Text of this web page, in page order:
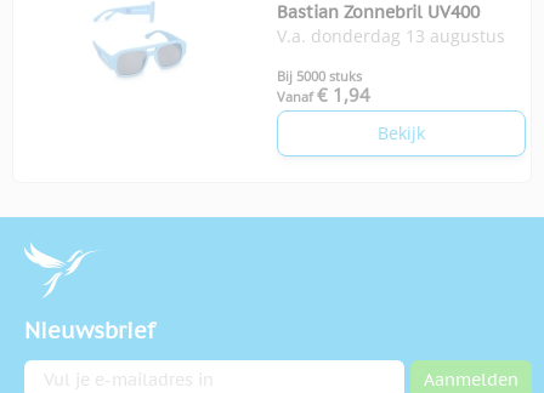
Bastian Zonnebril UV400
V.a. donderdag 13 augustus
Bij 5000 stuks
Vanaf € 1,94
Bekijk
Nieuwsbrief
E-mailadres Aanmelden